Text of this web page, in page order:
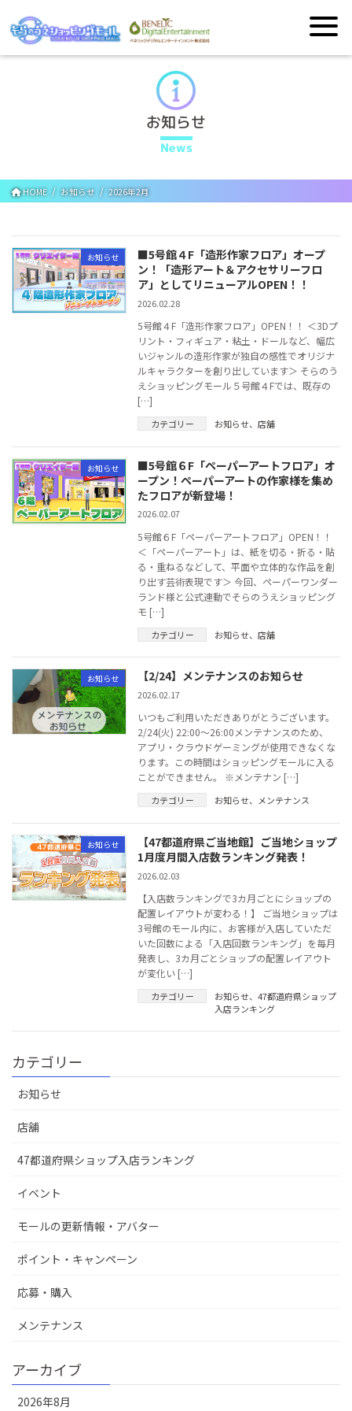
お知らせ
News
HOME お知らせ 2026年2月
お知らせ
■5号館４F「造形作家フロア」オープ
ン！「造形アート＆アクセサリーフロ
ア」としてリニューアルOPEN！！
2026.02.28
5号館４F「造形作家フロア」OPEN！！ ＜3Dプ
リント・フィギュア・粘土・ドールなど、幅広
いジャンルの造形作家が独自の感性でオリジナ
ルキャラクターを創り出しています＞ そらのう
えショッピングモール５号館４Fでは、既存の
[…]
カテゴリー お知らせ、店舖
お知らせ
■5号館６F「ペーパーアートフロア」オ
ープン！ペーパーアートの作家様を集め
たフロアが新登場！
2026.02.07
5号館６F「ペーパーアートフロア」OPEN！！
＜「ペーパーアート」は、紙を切る・折る・貼
る・重ねるなどして、平面や立体的な作品を創
り出す芸術表現です＞ 今回、ペーパーワンダー
ランド様と公式連動でそらのうえショッピング
モ […]
カテゴリー お知らせ、店舖
お知らせ 【2/24】メンテナンスのお知らせ
2026.02.17
いつもご利用いただきありがとうございます。
2/24(火) 22:00～26:00メンテナンスのため、
アプリ・クラウドゲーミングが使用できなくな
ります。この時間はショッピングモールに入る
ことができません。 ※メンテナン […]
カテゴリー お知らせ、 メンテナンス
お知らせ
【47都道府県ご当地館】ご当地ショップ
1月度月間入店数ランキング発表！
2026.02.03
【入店数ランキングで3カ月ごとにショップの
配置レイアウトが変わる！】 ご当地ショップは
3号館のモール内に、お客様が入店していただ
いた回数による「入店回数ランキング」を毎月
発表し、3カ月ごとショップの配置レイアウト
が変化い […]
カテゴリー お知らせ、47都道府県ショップ
入店ランキング
カテゴリー
お知らせ
店舖
47都道府県ショップ入店ランキング
イベント
モールの更新情報・アバター
ポイント・キャンペーン
応募・購入
メンテナンス
アーカイブ
2026年8月